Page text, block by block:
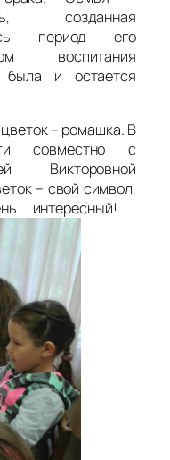
созданная
период его
воспитания
была и остается
– ромашка. В
совместно с
Викторовной
– свой символ,
интересный!